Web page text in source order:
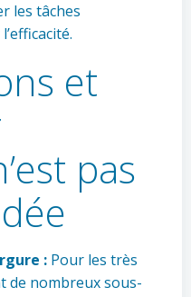
les tâches
et
pas
: Pour les très
de nombreux sous-